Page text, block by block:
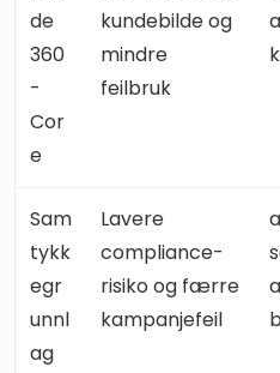
de
360
-
Cor
e
kundebilde og
mindre
feilbruk
Sam
tykk
egr
unnl
ag
Lavere
compliance-
risiko og færre
kampanjefeil